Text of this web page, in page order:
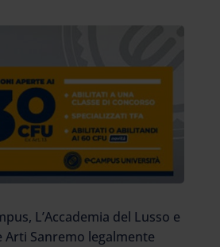
L’Accademia del Lusso e
Arti Sanremo legalmente